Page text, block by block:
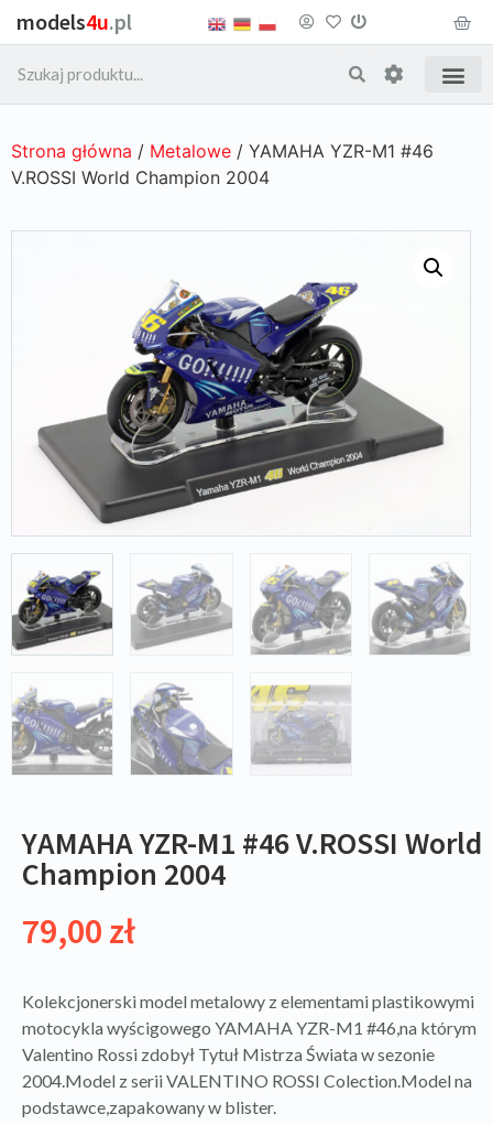
models4u.pl
Strona główna / Metalowe / YAMAHA YZR-M1 #46
V.ROSSI World Champion 2004
YAMAHA YZR-M1 #46 V.ROSSI World
Champion 2004
79,00 zł
Kolekcjonerski model metalowy z elementami plastikowymi
motocykla wyścigowego YAMAHA YZR-M1 #46,na którym
Valentino Rossi zdobył Tytuł Mistrza Świata w sezonie
2004.Model z serii VALENTINO ROSSI Colection.Model na
podstawce,zapakowany w blister.